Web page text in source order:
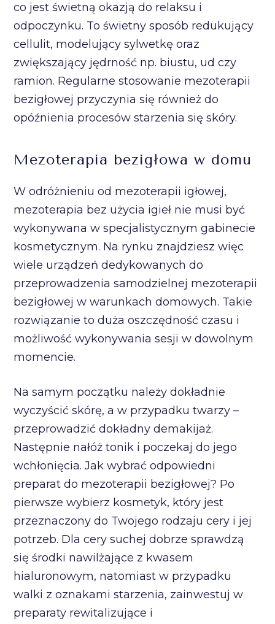
co jest świetną okazją do relaksu i
odpoczynku. To świetny sposób redukujący
cellulit, modelujący sylwetkę oraz
zwiększający jędrność np. biustu, ud czy
ramion. Regularne stosowanie mezoterapii
bezigłowej przyczynia się również do
opóźnienia procesów starzenia się skóry.
Mezoterapia bezigłowa w domu
W odróżnieniu od mezoterapii igłowej,
mezoterapia bez użycia igieł nie musi być
wykonywana w specjalistycznym gabinecie
kosmetycznym. Na rynku znajdziesz więc
wiele urządzeń dedykowanych do
przeprowadzenia samodzielnej mezoterapii
bezigłowej w warunkach domowych. Takie
rozwiązanie to duża oszczędność czasu i
możliwość wykonywania sesji w dowolnym
momencie.
Na samym początku należy dokładnie
wyczyścić skórę, a w przypadku twarzy –
przeprowadzić dokładny demakijaż.
Następnie nałóż tonik i poczekaj do jego
wchłonięcia. Jak wybrać odpowiedni
preparat do mezoterapii bezigłowej? Po
pierwsze wybierz kosmetyk, który jest
przeznaczony do Twojego rodzaju cery i jej
potrzeb. Dla cery suchej dobrze sprawdzą
się środki nawilżające z kwasem
hialuronowym, natomiast w przypadku
walki z oznakami starzenia, zainwestuj w
preparaty rewitalizujące i